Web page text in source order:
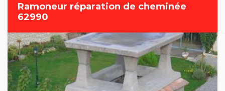
Ramoneur réparation de cheminée
62990